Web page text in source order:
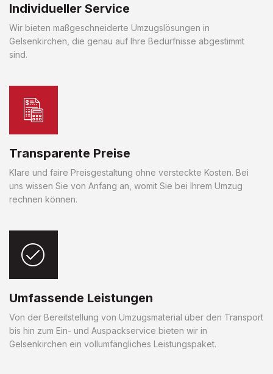
Individueller Service
Wir bieten maßgeschneiderte Umzugslösungen in
Gelsenkirchen, die genau auf Ihre Bedürfnisse abgestimmt
sind.
Transparente Preise
Klare und faire Preisgestaltung ohne versteckte Kosten. Bei
uns wissen Sie von Anfang an, womit Sie bei Ihrem Umzug
rechnen können.
Umfassende Leistungen
Von der Bereitstellung von Umzugsmaterial über den Transport
bis hin zum Ein- und Auspackservice bieten wir in
Gelsenkirchen ein vollumfängliches Leistungspaket.